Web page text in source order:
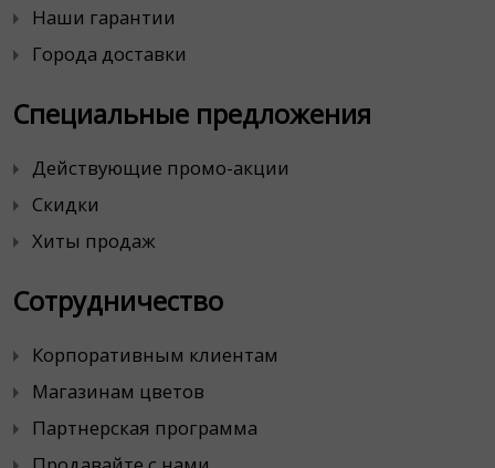
Наши гарантии
Города доставки
Специальные предложения
Действующие промо-акции
Скидки
Хиты продаж
Сотрудничество
Корпоративным клиентам
Магазинам цветов
Партнерская программа